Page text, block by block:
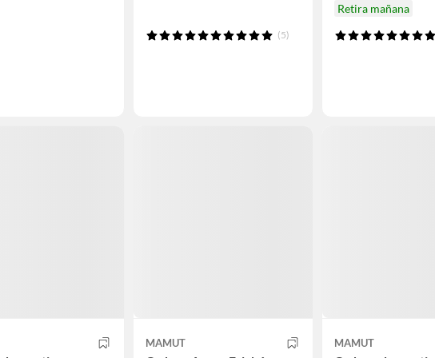
(5)
Retira mañana
MAMUT MAMUT